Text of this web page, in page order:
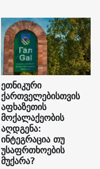
ეთნიკური
ქართველებისთვის
აფხაზეთის
მოქალაქეობის
აღდგენა:
ინტეგრაცია თუ
უსაფრთხოების
მუქარა?